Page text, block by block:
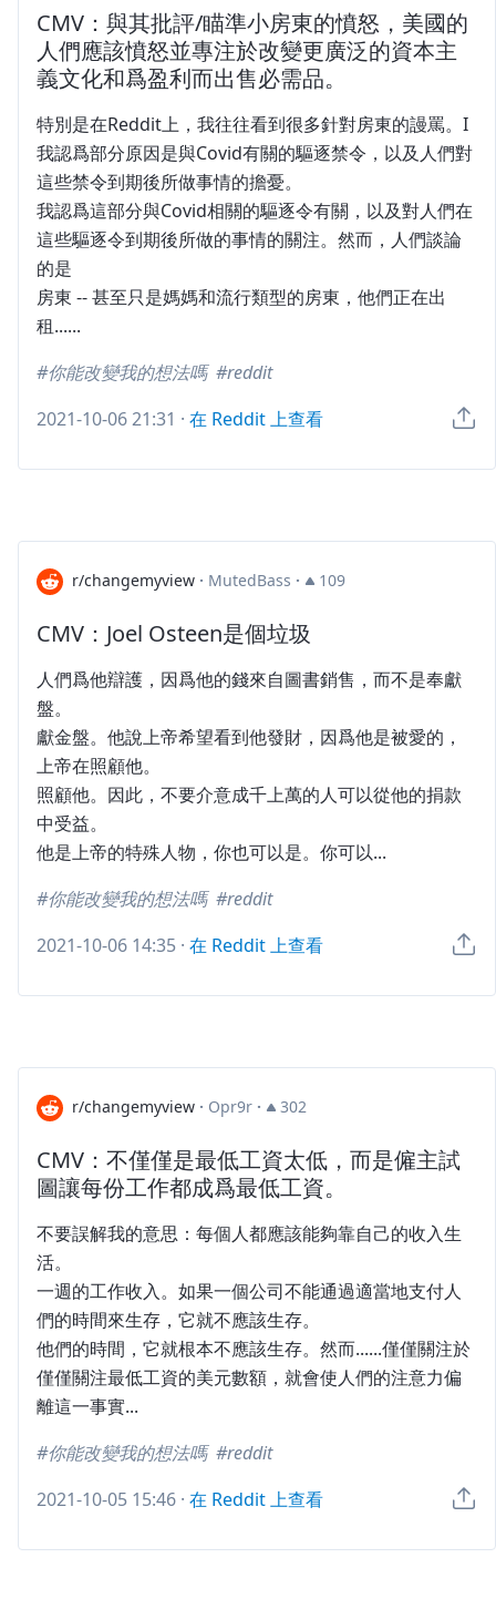
CMV：與其批評/瞄準小房東的憤怒，美國的
人們應該憤怒並專注於改變更廣泛的資本主
義文化和爲盈利而出售必需品。
特別是在Reddit上，我往往看到很多針對房東的謾罵。I
我認爲部分原因是與Covid有關的驅逐禁令，以及人們對
這些禁令到期後所做事情的擔憂。
我認爲這部分與Covid相關的驅逐令有關，以及對人們在
這些驅逐令到期後所做的事情的關注。然而，人們談論
的是
房東 -- 甚至只是媽媽和流行類型的房東，他們正在出
租......
你能改變我的想法嗎
reddit
2021-10-06 21:31 · 在 Reddit 上查看
r/changemyview · MutedBass · 109
CMV：Joel Osteen是個垃圾
人們爲他辯護，因爲他的錢來自圖書銷售，而不是奉獻
盤。
獻金盤。他說上帝希望看到他發財，因爲他是被愛的，
上帝在照顧他。
照顧他。因此，不要介意成千上萬的人可以從他的捐款
中受益。
他是上帝的特殊人物，你也可以是。你可以...
你能改變我的想法嗎
reddit
2021-10-06 14:35 · 在 Reddit 上查看
r/changemyview · Opr9r · 302
CMV：不僅僅是最低工資太低，而是僱主試
圖讓每份工作都成爲最低工資。
不要誤解我的意思：每個人都應該能夠靠自己的收入生
活。
一週的工作收入。如果一個公司不能通過適當地支付人
們的時間來生存，它就不應該生存。
他們的時間，它就根本不應該生存。然而......僅僅關注於
僅僅關注最低工資的美元數額，就會使人們的注意力偏
離這一事實...
你能改變我的想法嗎
reddit
2021-10-05 15:46 · 在 Reddit 上查看